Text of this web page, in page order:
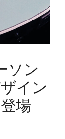
ソン
イン
場